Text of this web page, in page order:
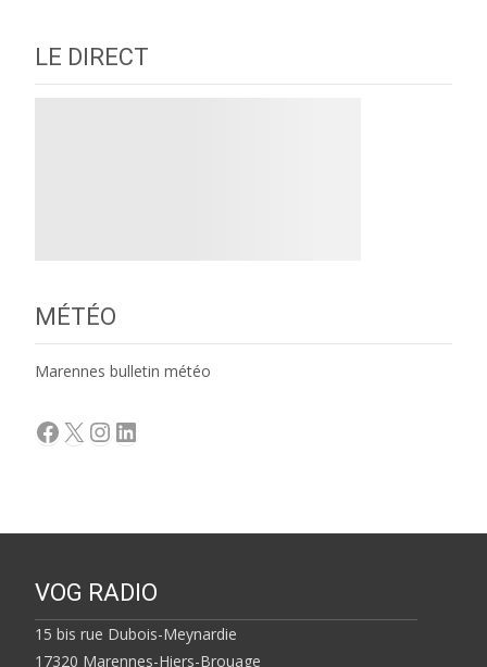
LE DIRECT
MÉTÉO
Marennes bulletin météo
Facebook
X Instagram
LinkedIn
VOG RADIO
15 bis rue Dubois-Meynardie
17320 Marennes-Hiers-Brouage